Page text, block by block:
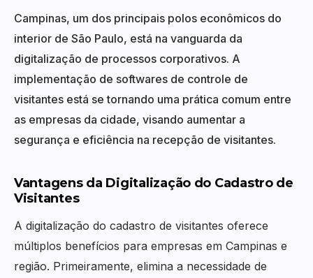
Campinas, um dos principais polos econômicos do
interior de São Paulo, está na vanguarda da
digitalização de processos corporativos. A
implementação de softwares de controle de
visitantes está se tornando uma prática comum entre
as empresas da cidade, visando aumentar a
segurança e eficiência na recepção de visitantes.
Vantagens da Digitalização do Cadastro de
Visitantes
A digitalização do cadastro de visitantes oferece
múltiplos benefícios para empresas em Campinas e
região. Primeiramente, elimina a necessidade de